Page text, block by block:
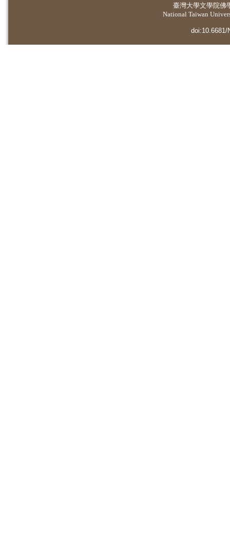
臺灣大學文學院佛
National Taiwan
doi:10.6681/